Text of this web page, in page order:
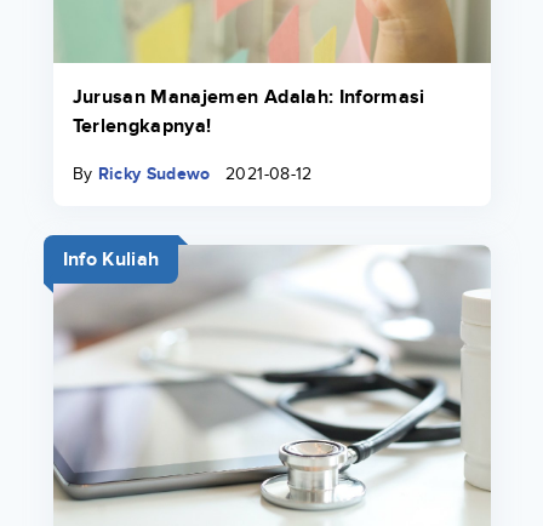
Jurusan Manajemen Adalah: Informasi
Terlengkapnya!
By Ricky Sudewo 2021-08-12
Info Kuliah